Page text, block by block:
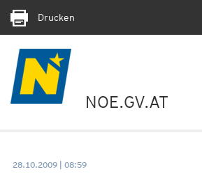
Drucken
NOE.GV.AT
28.10.2009 | 08:59